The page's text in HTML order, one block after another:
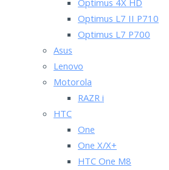
Optimus 4X HD
Optimus L7 II P710
Optimus L7 P700
Asus
Lenovo
Motorola
RAZR i
HTC
One
One X/X+
HTC One M8